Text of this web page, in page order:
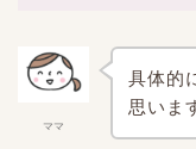
ママ
具体的
思いま